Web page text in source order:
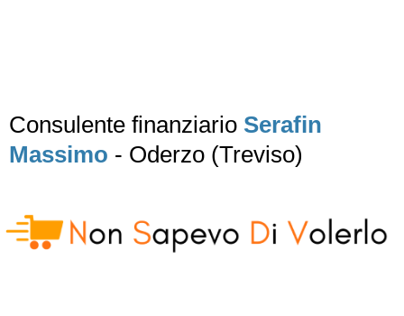
Consulente finanziario Serafin
Massimo - Oderzo (Treviso)